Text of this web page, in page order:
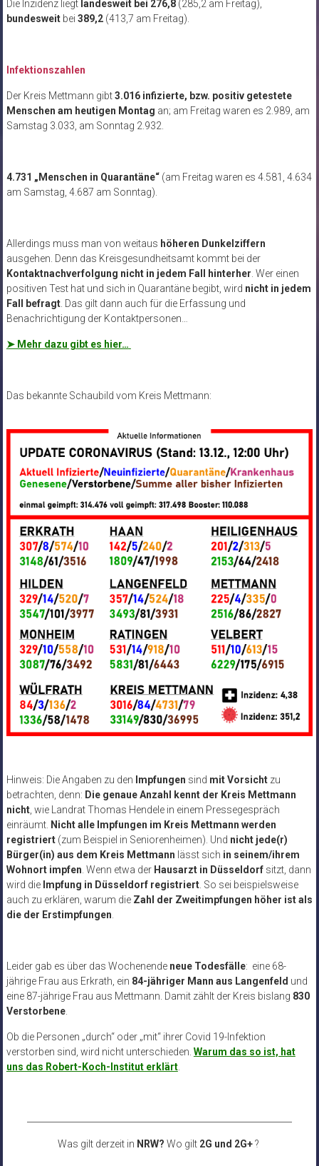
Die Inzidenz liegtlandesweit bei 276,8 (285,2 am Freitag),
bundesweitbei 389,2 (413,7 am Freitag).
Infektionszahlen
Der Kreis Mettmann gibt3.016 infizierte, bzw. positiv getestete
Menschen am heutigen Montag an; am Freitag waren es 2.989, am
Samstag 3.033, am Sonntag 2.932.
4.731 „Menschen in Quarantäne“ (am Freitag waren es 4.581, 4.634
am Samstag, 4.687 am Sonntag).
Allerdings muss man von weitaus höheren Dunkelziffern
ausgehen. Denn das Kreisgesundheitsamt kommt bei der
Kontaktnachverfolgung nicht in jedem Fall hinterher . Wer einen
positiven Test hat und sich in Quarantäne begibt, wird nicht in jedem
Fall befragt. Das gilt dann auch für die Erfassung und
Benachrichtigung der Kontaktpersonen…
➤ Mehr dazu gibt es hier…
Das bekannte Schaubild vom Kreis Mettmann:
Hinweis: Die Angaben zu den Impfungen sind mit Vorsichtzu
betrachten, denn: Die genaue Anzahl kennt der Kreis Mettmann
nicht, wie Landrat Thomas Hendele in einem Pressegespräch
einräumt. Nicht alle Impfungen im Kreis Mettmann werden
registriert(zum Beispiel in Seniorenheimen). Und nicht jede(r)
Bürger(in) aus dem Kreis Mettmann lässt sich in seinem/ihrem
Wohnort impfen . Wenn etwa der Hausarzt in Düsseldorfsitzt, dann
wird die Impfung in Düsseldorf registriert. So sei beispielsweise
auch zu erklären, warum die Zahl der Zweitimpfungen höher ist als
die der Erstimpfungen
Leider gab es über das Wochenende neue Todesfälle: eine 68-
jährige Frau aus Erkrath, ein 84-jähriger Mann aus Langenfeld und
eine 87-jährige Frau aus Mettmann . Damit zählt der Kreis bislang 830
Verstorbene.
Ob die Personen „durch“ oder „mit“ ihrer Covid 19-Infektion
verstorben sind, wird nicht unterschieden. Warum das so ist, hat
uns das Robert-Koch-Institut erklärt.
Was gilt derzeit in NRW? Wo gilt 2G und 2G+?